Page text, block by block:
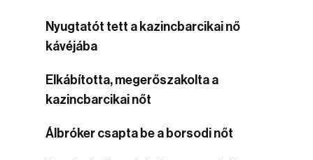
Nyugtatót tett a kazincbarcikai nő
kávéjába
Elkábította, megerőszakolta a
kazincbarcikai nőt
Álbróker csapta be a borsodi nőt